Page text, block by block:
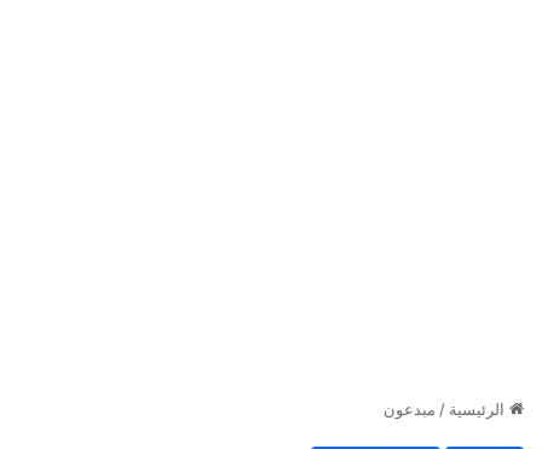
الرئيسية / مبدعون